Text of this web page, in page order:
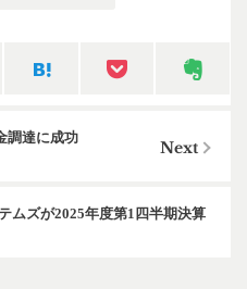
調達に成功
ムズが2025年度第1四半期決算